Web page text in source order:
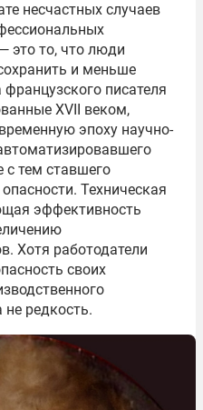
несчастных случаев
это то, что люди
и меньше
французского писателя
XVII веком,
эпоху научно-
с тем ставшего
Техническая
эффективность
Хотя работодатели
своих
редкость.